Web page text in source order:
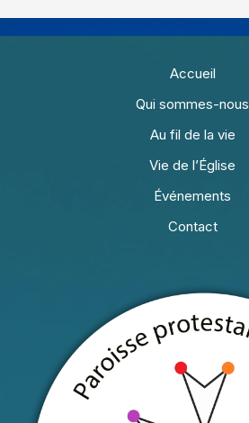
Accueil
Qui sommes-nous
Au fil de la vie
Vie de l’Église
Événements
Contact